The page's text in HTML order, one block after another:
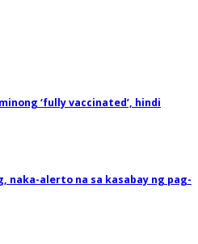
‘fully vaccinated’, hindi
naka-alerto na sa kasabay ng pag-